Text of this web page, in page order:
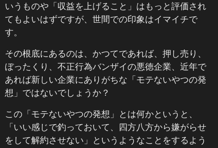
いうものや「収益を上げること」はもっと評価され
てもよいはずですが、世間での印象はイマイチで
す。
その根底にあるのは、かつてであれば、押し売り、
ぼったくり、不正行為バンザイの悪徳企業、近年で
あれば新しい企業にありがちな「モテないやつの発
想」ではないでしょうか？
この「モテないやつの発想」とは何かというと、
「いい感じで釣っておいて、四方八方から嫌がらせ
をして解約させない」というようなことをするよう